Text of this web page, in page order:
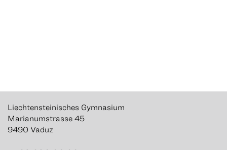
Liechtensteinisches Gymnasium
Marianumstrasse 45
9490 Vaduz